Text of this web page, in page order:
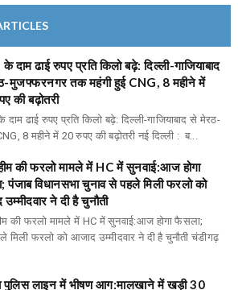
दाम ढाई रुपए प्रति किलो बढ़े: दिल्ली-गाजियाबाद
मुजफ्फरनगर तक महंगी हुई CNG, 8 महीने में
की बढ़ोतरी
दाम ढाई रुपए प्रति किलो बढ़े: दिल्ली-गाजियाबाद से मेरठ-
8 महीने में 20 रुपए की बढ़ोतरी नई दिल्ली : ब...
की फरलो मामले में HC में सुनवाई:आज होगा
पंजाब विधानसभा चुनाव से पहले मिली फरलो को
ने दी है चुनौती
की फरलो मामले में HC में सुनवाई:आज होगा फैसला;
मिली फरलो को आजाद उम्मीदवार ने दी है चुनौती चंडीगढ़
पुलिस लाइन में भीषण आग:मालखाने में खड़ी 30